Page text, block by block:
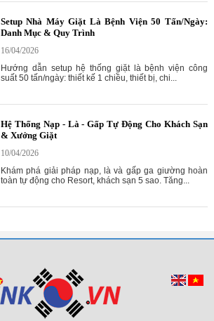
Setup Nhà Máy Giặt Là Bệnh Viện 50 Tấn/Ngày:
Danh Mục & Quy Trình
16/04/2026
Hướng dẫn setup hệ thống giặt là bệnh viện công
suất 50 tấn/ngày: thiết kế 1 chiều, thiết bị, chi...
Hệ Thống Nạp - Là - Gấp Tự Động Cho Khách Sạn
& Xưởng Giặt
10/04/2026
Khám phá giải pháp nạp, là và gấp ga giường hoàn
toàn tự động cho Resort, khách sạn 5 sao. Tăng...